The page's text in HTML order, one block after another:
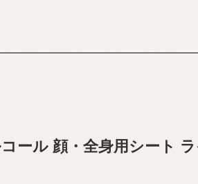
ール 顔・全身用シート